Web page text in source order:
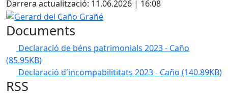
Darrera actualització: 11.06.2026 | 16:08
Gerard del Caño Grañé
Documents
Declaració de béns patrimonials 2023 - Caño
(85.95KB)
Declaració d'incompabilititats 2023 - Caño (140.89KB)
RSS